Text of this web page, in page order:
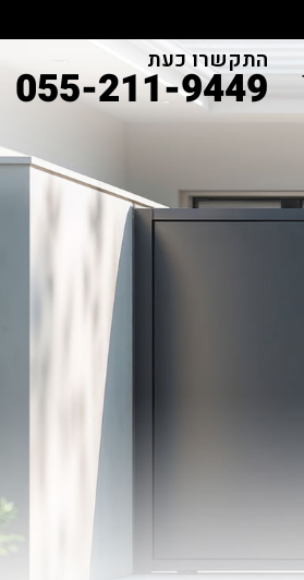
התקשרו כעת
055-211-9449